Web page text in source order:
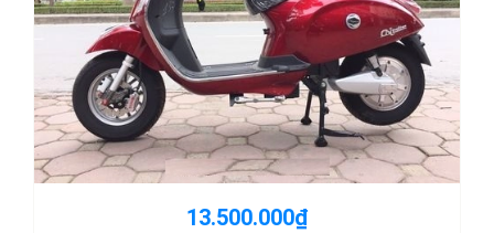
13.500.000₫